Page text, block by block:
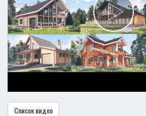
Список видео